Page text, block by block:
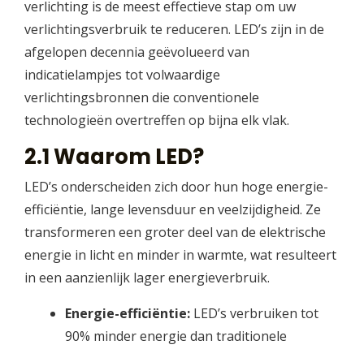
verlichting is de meest effectieve stap om uw
verlichtingsverbruik te reduceren. LED’s zijn in de
afgelopen decennia geëvolueerd van
indicatielampjes tot volwaardige
verlichtingsbronnen die conventionele
technologieën overtreffen op bijna elk vlak.
2.1 Waarom LED?
LED’s onderscheiden zich door hun hoge energie-
efficiëntie, lange levensduur en veelzijdigheid. Ze
transformeren een groter deel van de elektrische
energie in licht en minder in warmte, wat resulteert
in een aanzienlijk lager energieverbruik.
Energie-efficiëntie:LED’s verbruiken tot
90% minder energie dan traditionele